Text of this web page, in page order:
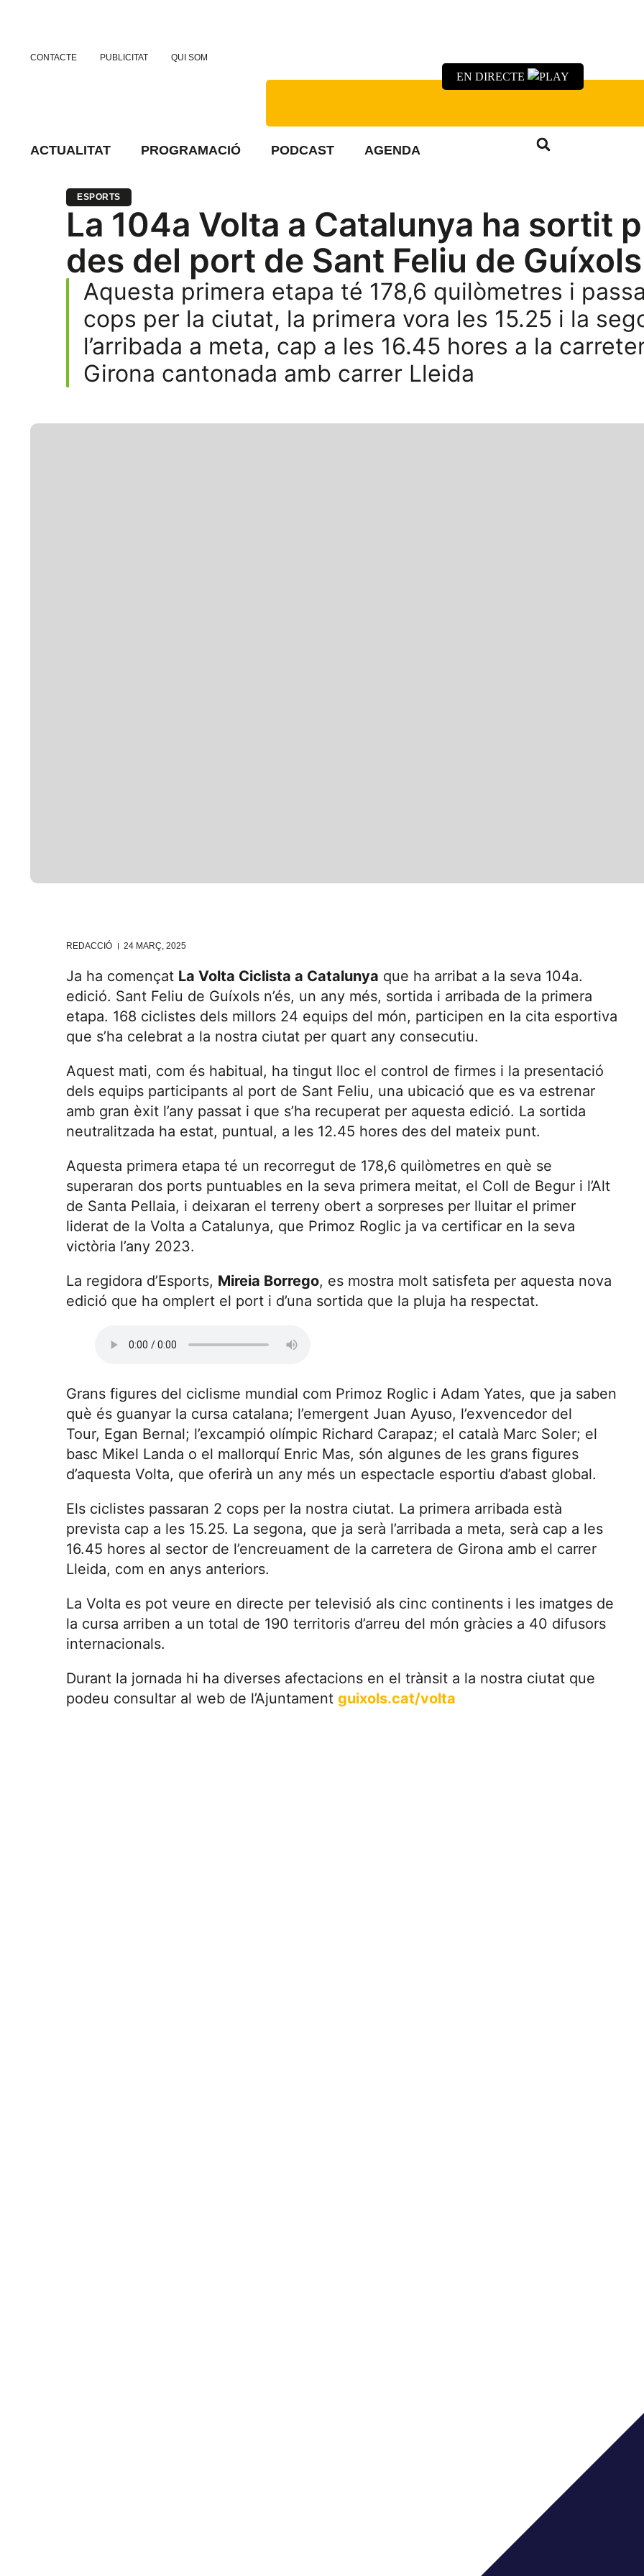
CONTACTE PUBLICITAT QUI SOM
EN DIRECTE
ACTUALITAT PROGRAMACIÓ PODCAST AGENDA
ESPORTS
La 104a Volta a Catalunya ha sortit
des del port de Sant Feliu de Guíxols
Aquesta primera etapa té 178,6 quilòmetres i
cops per la ciutat, la primera vora les 15.25 i la
l’arribada a meta, cap a les 16.45 hores a la
Girona cantonada amb carrer Lleida
REDACCIÓ 24 MARÇ, 2025
Ja ha començat La Volta Ciclista a Catalunya que ha arribat a la seva 104a.
edició. Sant Feliu de Guíxols n’és, un any més, sortida i arribada de la primera
etapa. 168 ciclistes dels millors 24 equips del món, participen en la cita esportiva
que s’ha celebrat a la nostra ciutat per quart any consecutiu.
Aquest mati, com és habitual, ha tingut lloc el control de firmes i la presentació
dels equips participants al port de Sant Feliu, una ubicació que es va estrenar
amb gran èxit l’any passat i que s’ha recuperat per aquesta edició. La sortida
neutralitzada ha estat, puntual, a les 12.45 hores des del mateix punt.
Aquesta primera etapa té un recorregut de 178,6 quilòmetres en què se
superaran dos ports puntuables en la seva primera meitat, el Coll de Begur i l’Alt
de Santa Pellaia, i deixaran el terreny obert a sorpreses per lluitar el primer
liderat de la Volta a Catalunya, que Primoz Roglic ja va certificar en la seva
victòria l’any 2023.
La regidora d’Esports, Mireia Borrego, es mostra molt satisfeta per aquesta nova
edició que ha omplert el port i d’una sortida que la pluja ha respectat.
Grans figures del ciclisme mundial com Primoz Roglic i Adam Yates, que ja saben
què és guanyar la cursa catalana; l’emergent Juan Ayuso, l’exvencedor del
Tour, Egan Bernal; l’excampió olímpic Richard Carapaz; el català Marc Soler; el
basc Mikel Landa o el mallorquí Enric Mas, són algunes de les grans figures
d’aquesta Volta, que oferirà un any més un espectacle esportiu d’abast global.
Els ciclistes passaran 2 cops per la nostra ciutat. La primera arribada està
prevista cap a les 15.25. La segona, que ja serà l’arribada a meta, serà cap a les
16.45 hores al sector de l’encreuament de la carretera de Girona amb el carrer
Lleida, com en anys anteriors.
La Volta es pot veure en directe per televisió als cinc continents i les imatges de
la cursa arriben a un total de 190 territoris d’arreu del món gràcies a 40 difusors
internacionals.
Durant la jornada hi ha diverses afectacions en el trànsit a la nostra ciutat que
podeu consultar al web de l’Ajuntament guixols.cat/volta